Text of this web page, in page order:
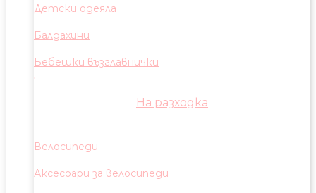
Детски одеяла
Балдахини
Бебешки възглавнички
На разходка
Велосипеди
Аксесоари за велосипеди